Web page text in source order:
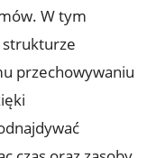
W tym
strukturze
przechowywaniu